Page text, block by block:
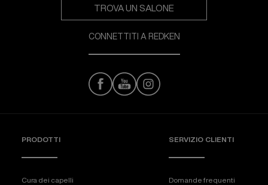
TROVA UN SALONE
CONNETTITI A REDKEN
PRODOTTI
Cura dei capelli
SERVIZIO CLIENTI
Domande frequenti